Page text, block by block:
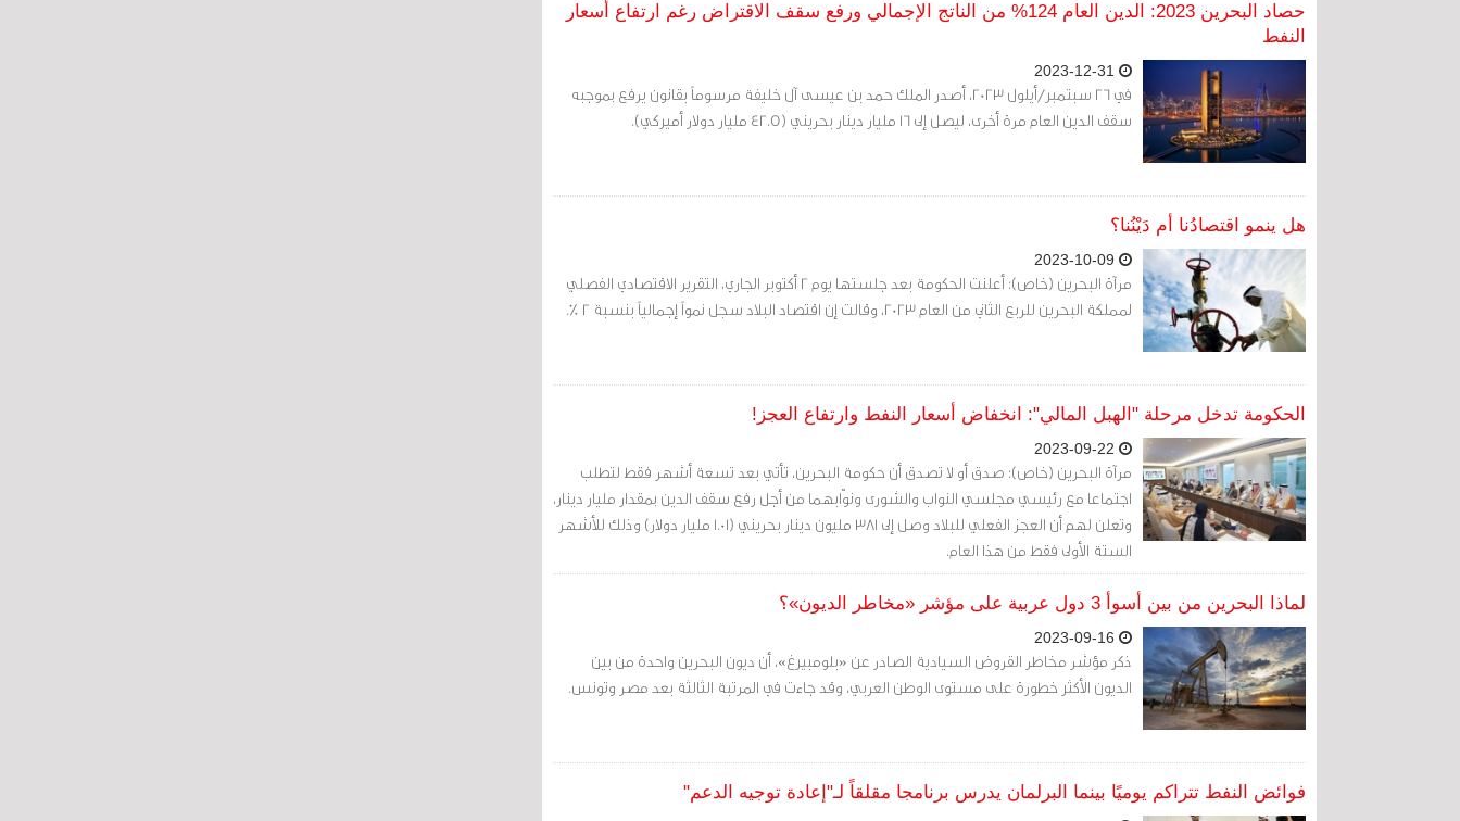
حصاد البحرين 2023: الدين العام 124% من الناتج الإجمالي ورفع سقف الاقتراض رغم ارتفاع أسعار
النفط
في ‏26 سبتمبر/أيلول 2023، أصدر الملك حمد بن عيسى آل خليفة مرسوماً بقانون يرفع بموجبه
سقف الدين العام مرة أخرى، ليصل إلى 16 مليار دينار بحريني (42.5 مليار دولار أميركي).
هل ينمو اقتصادُنا أم دَيْنُنا؟
مرآة البحرين (خاص): أعلنت الحكومة بعد جلستها يوم 2 أكتوبر الجاري، التقرير الاقتصادي الفصلي
لمملكة البحرين للربع الثاني من العام 2023، وقالت إن اقتصاد البلاد سجل نمواً إجمالياً بنسبة 2 %.
الحكومة تدخل مرحلة "الهبل المالي": انخفاض أسعار النفط وارتفاع العجز!
مرآة البحرين (خاص): صدق أو لا تصدق أن حكومة البحرين، تأتي بعد تسعة أشهر فقط لتطلب
اجتماعا مع رئيسي مجلسي النواب والشورى ونوّابهما من أجل رفع سقف الدين بمقدار مليار دينار،
وتعلن لهم أن العجز الفعلي للبلاد وصل إلى 381 مليون دينار بحريني (1.01 مليار دولار) وذلك للأشهر
الستة الأولى فقط من هذا العام.
لماذا البحرين من بين أسوأ 3 دول عربية على مؤشر «مخاطر الديون»؟
ذكر مؤشر مخاطر القروض السيادية الصادر عن «بلومبيرغ»، أن ديون البحرين واحدة من بين
الديون الأكثر خطورة على مستوى الوطن العربي، وقد جاءت في المرتبة الثالثة بعد مصر وتونس.
فوائض النفط تتراكم يوميًا بينما البرلمان يدرس برنامجا مقلقاً لـ"إعادة توجيه الدعم"